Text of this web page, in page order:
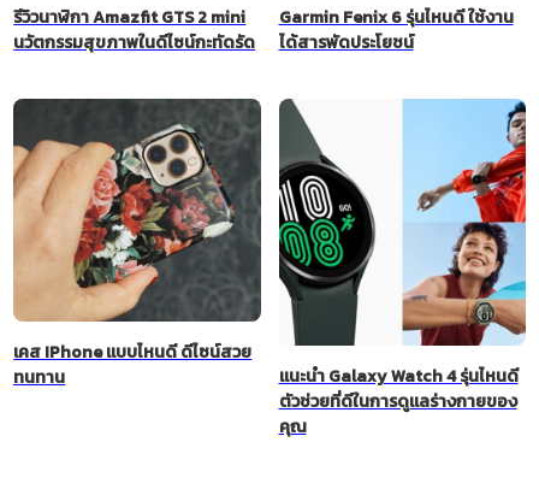
รีวิวนาฬิกา Amazfit GTS 2 mini
นวัตกรรมสุขภาพในดีไซน์กะทัดรัด
Garmin Fenix 6 รุ่นไหนดี ใช้งาน
ได้สารพัดประโยชน์
เคส IPhone แบบไหนดี ดีไซน์สวย
ทนทาน
แนะนำ Galaxy Watch 4 รุ่นไหนดี
ตัวช่วยที่ดีในการดูแลร่างกายของ
คุณ